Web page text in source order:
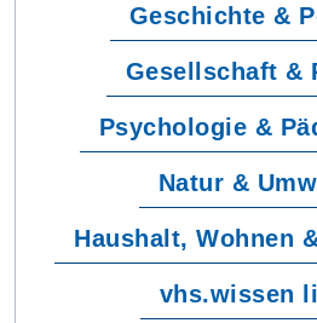
Geschichte &
Gesellschaft &
Psychologie &
Natur &
Haushalt, Wohnen
vhs.wissen